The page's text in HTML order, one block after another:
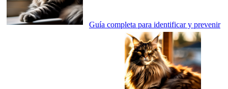
Guía completa para identificar y prevenir